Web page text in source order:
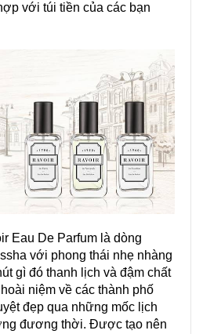
với túi tiền của các bạn
Eau De Parfum là dòng
với phong thái nhẹ nhàng
gì đó thanh lịch và đậm chất
niệm về các thành phố
đẹp qua những mốc lịch
đương thời. Được tạo nên